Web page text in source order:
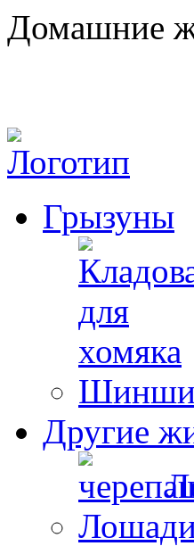
Домашние
Грызуны
Другие